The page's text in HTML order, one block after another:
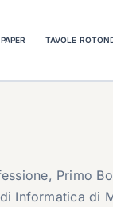
TAVOLE
Primo
Informatica di